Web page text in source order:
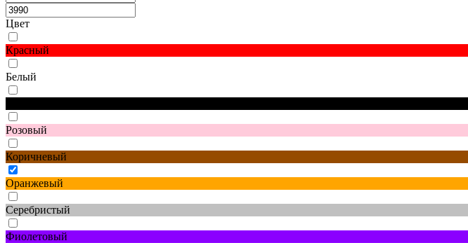
Цвет
Красный
Белый
Розовый
Коричневый
Оранжевый
Серебристый
Фиолетовый